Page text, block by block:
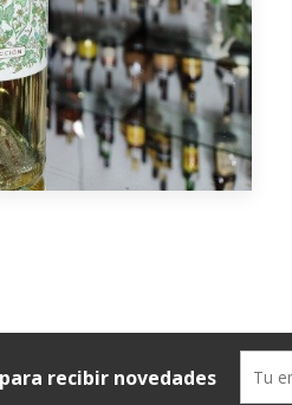
recibir novedades